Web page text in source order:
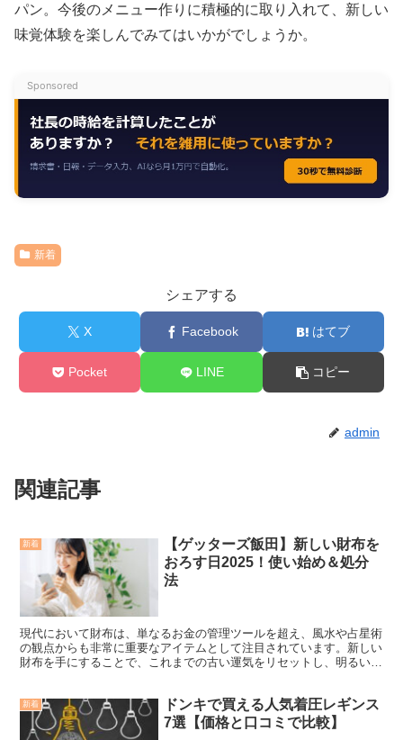
パン。今後のメニュー作りに積極的に取り入れて、新しい
味覚体験を楽しんでみてはいかがでしょうか。
Sponsored
新着
シェアする
X Facebook はてブ
Pocket LINE コピー
admin
関連記事
新着
【ゲッターズ飯田】新しい財布を
おろす日2025！使い始め＆処分
法
現代において財布は、単なるお金の管理ツールを超え、風水や占星術
の観点からも非常に重要なアイテムとして注目されています。新しい
財布を手にすることで、これまでの古い運気をリセットし、明るい未
新着
ドンキで買える人気着圧レギンス
7選【価格と口コミで比較】